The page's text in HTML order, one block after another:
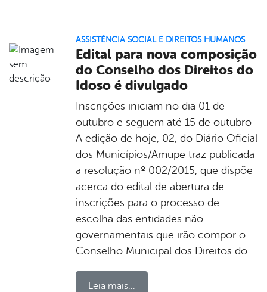
ASSISTÊNCIA SOCIAL E DIREITOS HUMANOS
Edital para nova composição
do Conselho dos Direitos do
Idoso é divulgado
Inscrições iniciam no dia 01 de
outubro e seguem até 15 de outubro
A edição de hoje, 02, do Diário Oficial
dos Municípios/Amupe traz publicada
a resolução nº 002/2015, que dispõe
acerca do edital de abertura de
inscrições para o processo de
escolha das entidades não
governamentais que irão compor o
Conselho Municipal dos Direitos do
Leia mais...